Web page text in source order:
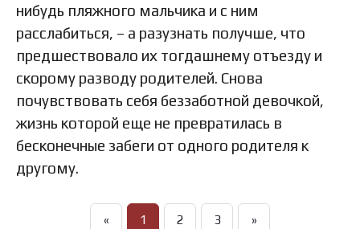
нибудь пляжного мальчика и с ним
расслабиться, – а разузнать получше, что
предшествовало их тогдашнему отъезду и
скорому разводу родителей. Снова
почувствовать себя беззаботной девочкой,
жизнь которой еще не превратилась в
бесконечные забеги от одного родителя к
другому.
« 1 2 3 »